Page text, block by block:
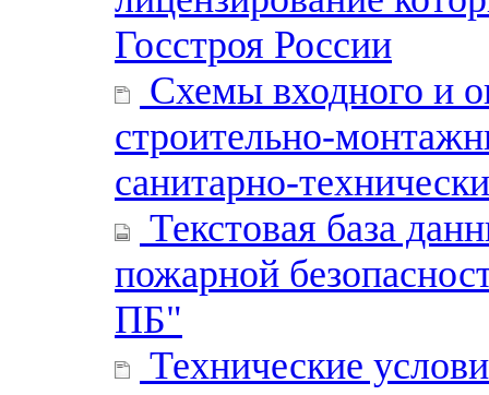
Госстроя России
Схемы входного и
строительно-
санитарно-
Текстовая база
пожарной
ПБ"
Технические